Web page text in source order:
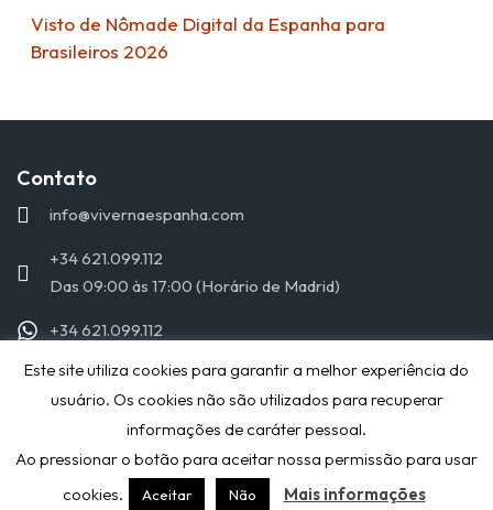
Visto de Nômade Digital da Espanha para
Brasileiros 2026
Contato
info@vivernaespanha.com
+34 621.099.112
Das 09:00 às 17:00 (Horário de Madrid)
+34 621.099.112
© 2019 VIVERNAESPANHA.COM - TODOS OS DIREITOS
RESERVADOS
Este site utiliza cookies para garantir a melhor experiência do
usuário. Os cookies não são utilizados para recuperar
informações de caráter pessoal.
Ao pressionar o botão para aceitar nossa permissão para usar
cookies.
Aceitar Não Mais informações